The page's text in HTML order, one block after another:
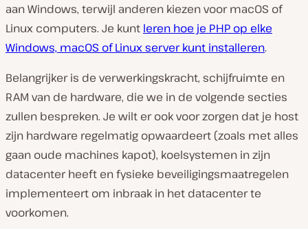
aan Windows, terwijl anderen kiezen voor macOS of
Linux computers. Je kunt leren hoe je PHP op elke
Windows, macOS of Linux server kunt installeren.
Belangrijker is de verwerkingskracht, schijfruimte en
RAM van de hardware, die we in de volgende secties
zullen bespreken. Je wilt er ook voor zorgen dat je host
zijn hardware regelmatig opwaardeert (zoals met alles
gaan oude machines kapot), koelsystemen in zijn
datacenter heeft en fysieke beveiligingsmaatregelen
implementeert om inbraak in het datacenter te
voorkomen.